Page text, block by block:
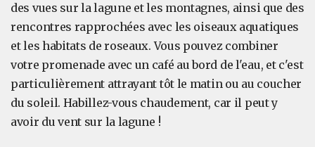
des vues sur la lagune et les montagnes, ainsi que des
rencontres rapprochées avec les oiseaux aquatiques
et les habitats de roseaux. Vous pouvez combiner
votre promenade avec un café au bord de l'eau, et c'est
particulièrement attrayant tôt le matin ou au coucher
du soleil. Habillez-vous chaudement, car il peut y
avoir du vent sur la lagune !